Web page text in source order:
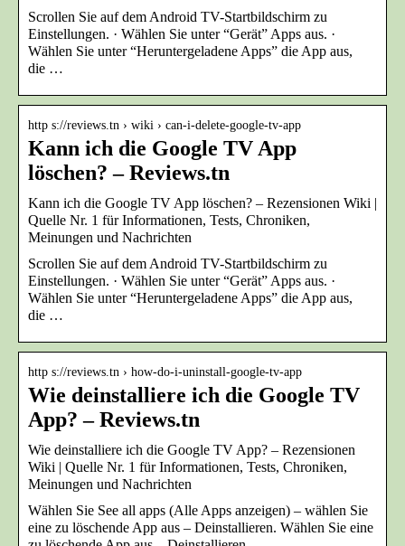
Scrollen Sie auf dem Android TV-Startbildschirm zu
Einstellungen. · Wählen Sie unter “Gerät” Apps aus. ·
Wählen Sie unter “Heruntergeladene Apps” die App aus,
die …
http s://reviews.tn › wiki › can-i-delete-google-tv-app
Kann ich die Google TV App
löschen? – Reviews.tn
Kann ich die Google TV App löschen? – Rezensionen Wiki |
Quelle Nr. 1 für Informationen, Tests, Chroniken,
Meinungen und Nachrichten
Scrollen Sie auf dem Android TV-Startbildschirm zu
Einstellungen. · Wählen Sie unter “Gerät” Apps aus. ·
Wählen Sie unter “Heruntergeladene Apps” die App aus,
die …
http s://reviews.tn › how-do-i-uninstall-google-tv-app
Wie deinstalliere ich die Google TV
App? – Reviews.tn
Wie deinstalliere ich die Google TV App? – Rezensionen
Wiki | Quelle Nr. 1 für Informationen, Tests, Chroniken,
Meinungen und Nachrichten
Wählen Sie See all apps (Alle Apps anzeigen) – wählen Sie
eine zu löschende App aus – Deinstallieren. Wählen Sie eine